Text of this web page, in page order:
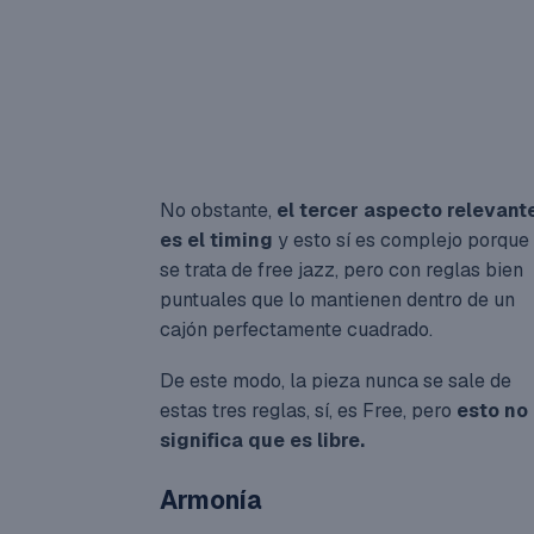
No obstante, el tercer aspecto
es el timing y esto sí es complejo porque
se trata de free jazz, pero con reglas bien
puntuales que lo mantienen dentro de un
cajón perfectamente cuadrado.
De este modo, la pieza nunca se sale de
estas tres reglas, sí, es Free, pero esto no
significa que es libre.
Armonía